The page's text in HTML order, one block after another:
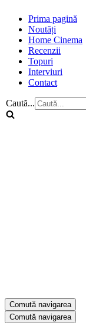
Prima pagină
Noutăți
Home Cinema
Recenzii
Topuri
Interviuri
Contact
Caută...
Comută navigarea
Comută navigarea